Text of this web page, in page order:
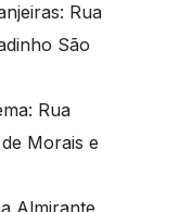
Rua
São
Rua
Morais e
Almirante